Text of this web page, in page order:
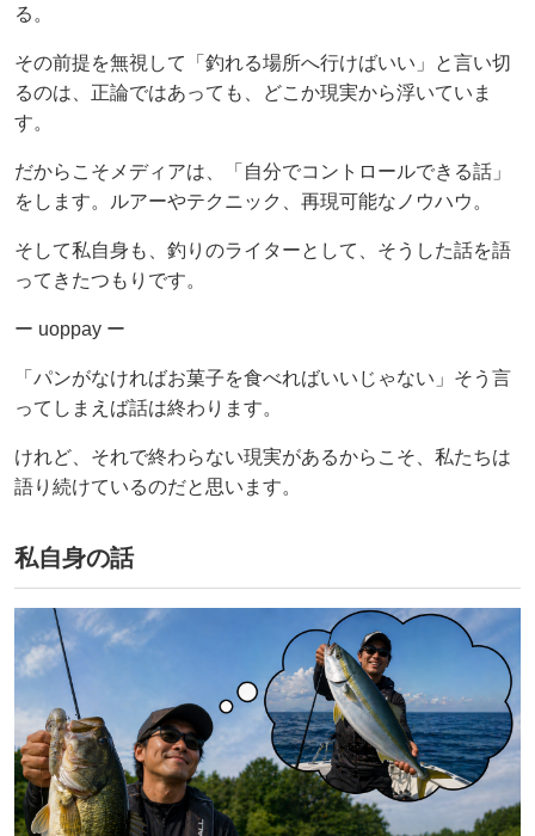
る。
その前提を無視して「釣れる場所へ行けばいい」と言い切
るのは、正論ではあっても、どこか現実から浮いていま
す。
だからこそメディアは、「自分でコントロールできる話」
をします。ルアーやテクニック、再現可能なノウハウ。
そして私自身も、釣りのライターとして、そうした話を語
ってきたつもりです。
ー uoppay ー
「パンがなければお菓子を食べればいいじゃない」そう言
ってしまえば話は終わります。
けれど、それで終わらない現実があるからこそ、私たちは
語り続けているのだと思います。
私自身の話